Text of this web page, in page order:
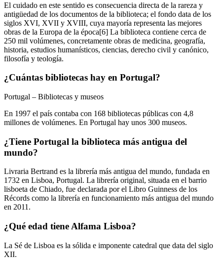
El cuidado en este sentido es consecuencia directa de la rareza y
antigüedad de los documentos de la biblioteca; el fondo data de los
siglos XVI, XVII y XVIII, cuya mayoría representa las mejores
obras de la Europa de la época[6] La biblioteca contiene cerca de
250 mil volúmenes, concretamente obras de medicina, geografía,
historia, estudios humanísticos, ciencias, derecho civil y canónico,
filosofía y teología.
¿Cuántas bibliotecas hay en Portugal?
Portugal – Bibliotecas y museos
En 1997 el país contaba con 168 bibliotecas públicas con 4,8
millones de volúmenes. En Portugal hay unos 300 museos.
¿Tiene Portugal la biblioteca más antigua del
mundo?
Livraria Bertrand es la librería más antigua del mundo, fundada en
1732 en Lisboa, Portugal. La librería original, situada en el barrio
lisboeta de Chiado, fue declarada por el Libro Guinness de los
Récords como la librería en funcionamiento más antigua del mundo
en 2011.
¿Qué edad tiene Alfama Lisboa?
La Sé de Lisboa es la sólida e imponente catedral que data del siglo
XII.